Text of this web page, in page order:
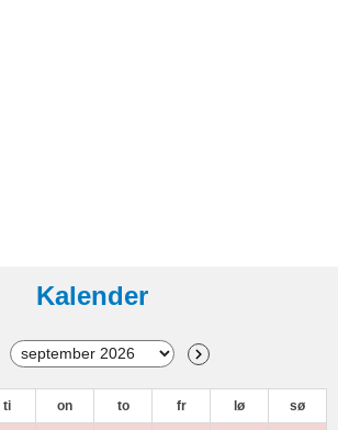
Kalender
ti on to fr lø sø